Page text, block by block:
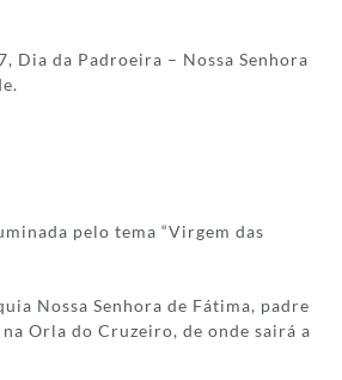
Dia da Padroeira – Nossa Senhora
pelo tema “Virgem das
Nossa Senhora de Fátima, padre
Orla do Cruzeiro, de onde sairá a